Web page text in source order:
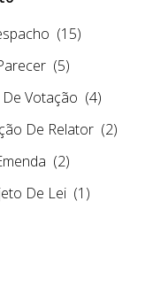
(15)
(5)
De Votação (4)
De Relator (2)
(2)
De Lei (1)